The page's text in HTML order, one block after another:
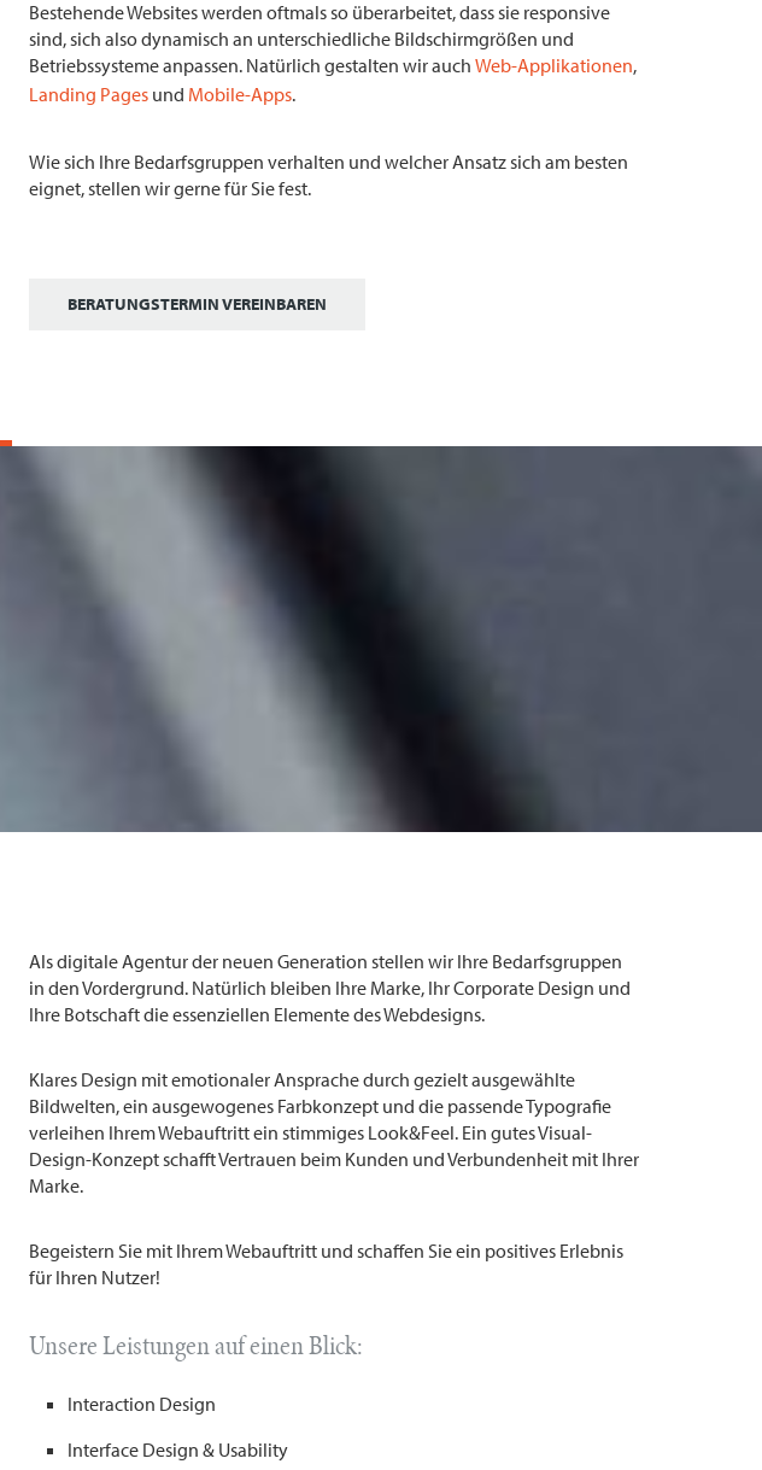
Bestehende Websites werden oftmals so überarbeitet, dass sie responsive
sind, sich also dynamisch an unterschiedliche Bildschirmgrößen und
Betriebssysteme anpassen. Natürlich gestalten wir auch Web-Applikationen,
Landing Pagesund Mobile-Apps.
Wie sich Ihre Bedarfsgruppen verhalten und welcher Ansatz sich am besten
eignet, stellen wir gerne für Sie fest.
BERATUNGSTERMIN VEREINBAREN
Als digitale Agentur der neuen Generation stellen wir Ihre Bedarfsgruppen
in den Vordergrund. Natürlich bleiben Ihre Marke, Ihr Corporate Design und
Ihre Botschaft die essenziellen Elemente des Webdesigns.
Klares Design mit emotionaler Ansprache durch gezielt ausgewählte
Bildwelten, ein ausgewogenes Farbkonzept und die passende Typografie
verleihen Ihrem Webauftritt ein stimmiges Look&Feel. Ein gutes Visual-
Design-Konzept schafft Vertrauen beim Kunden und Verbundenheit mit Ihrer
Marke.
Begeistern Sie mit Ihrem Webauftritt und schaffen Sie ein positives Erlebnis
für Ihren Nutzer!
Unsere Leistungen auf einen Blick:
Interaction Design
Interface Design & Usability